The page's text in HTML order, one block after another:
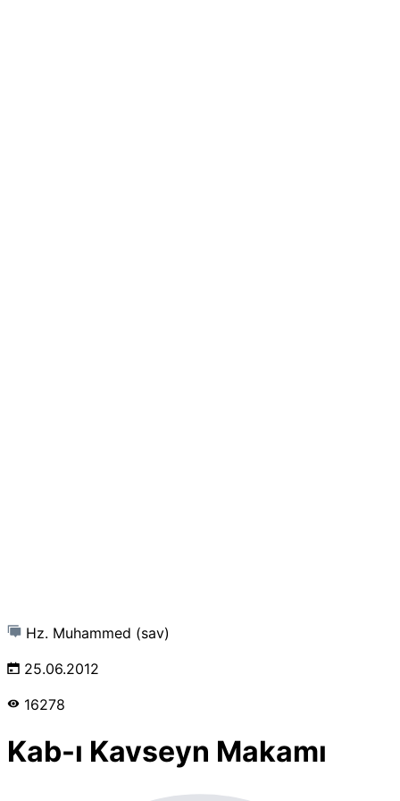
Hz. Muhammed (sav)
25.06.2012
16278
Kab-ı Kavseyn Makamı